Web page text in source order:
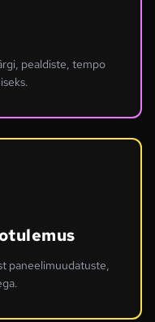
pealdiste, tempo
paneelimuudatuste,